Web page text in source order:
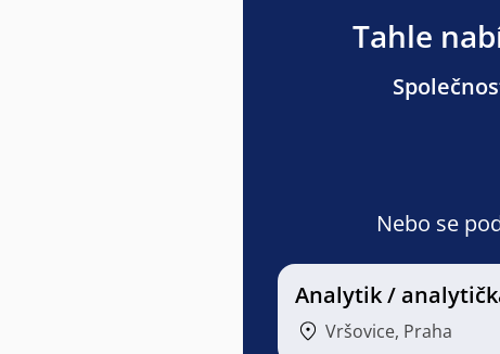
Tahle
Nebo se
Analytik /
Vršovice, Praha